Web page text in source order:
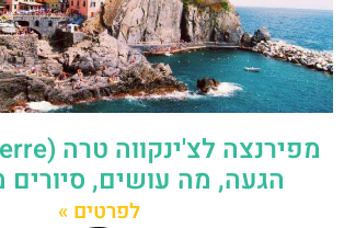
הגעה, מה עושים, סיורים
לפרטים »